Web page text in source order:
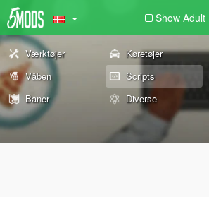
Show Adult
Værktøjer Køretøjer
Våben
Scripts
Baner
Diverse